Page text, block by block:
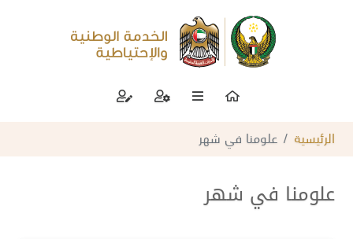
الرئيسية علومنا في شهر
علومنا في شهر